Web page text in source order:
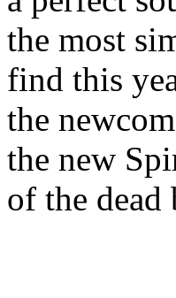
the most
find this
the
the new
of the dead